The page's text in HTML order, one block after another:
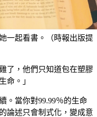
一起看書。（時報出版提
了，他們只知道包在塑膠
命。」
。當你對99.99％的生命
論述只會制式化，變成意